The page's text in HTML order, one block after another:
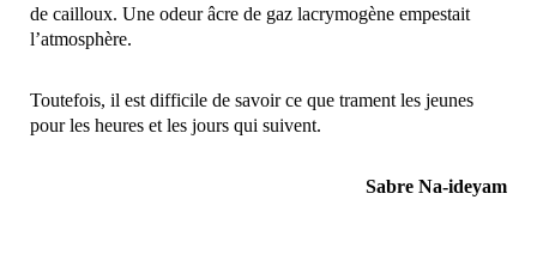
de cailloux. Une odeur âcre de gaz lacrymogène empestait
l’atmosphère.
Toutefois, il est difficile de savoir ce que trament les jeunes
pour les heures et les jours qui suivent.
Sabre Na-ideyam